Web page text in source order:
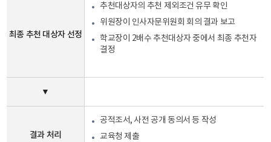
최종 추천 대상자 선정
추천대상자의 추천 제외조건 유무 확인
위원장이 인사자문위원회 회의 결과 보고
학교장이 2배수 추천대상자 중에서 최종 추천자
결정
▼
결과 처리
공적조서, 사전 공개 동의서 등 작성
교육청 제출